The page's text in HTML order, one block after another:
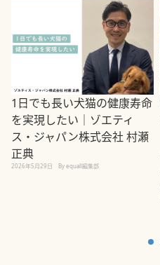
1日でも長い犬猫の健康寿命
を実現したい｜ゾエティ
ス・ジャパン株式会社 村瀬
正典
2026年5月29日 By equall編集部